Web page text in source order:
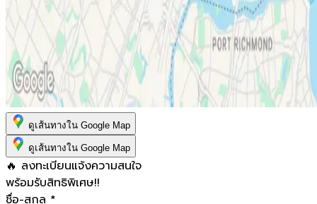
ดูเส้นทางใน Google Map
ดูเส้นทางใน Google Map
🔥 ลงทะเบียนแจ้งความสนใจ
พร้อมรับสิทธิพิเศษ!!
ชื่อ-สกุล *